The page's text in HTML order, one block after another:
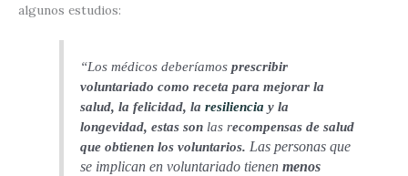
algunos estudios:
“Los médicos deberíamosprescribir
voluntariado como receta para mejorar la
salud, la felicidad, laresilienciay la
longevidad, estas son las recompensas de salud
que obtienen los voluntarios.Las personas que
se implican en voluntariado tienenmenos